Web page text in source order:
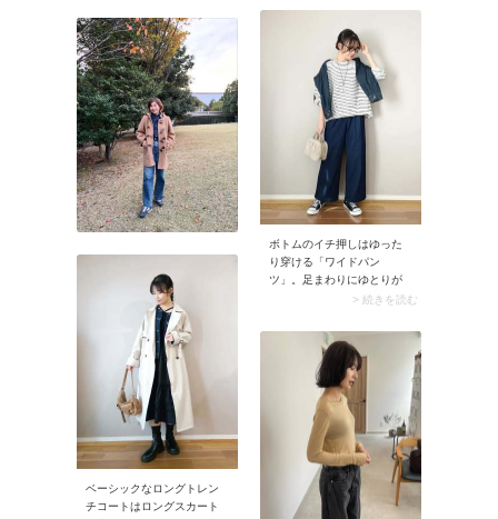
スポーツサンダルの新定番
と評される優れモノ。履き
心地のよさはもとより、ス
カートコーデ・パンツコー
デの両方にハマります。
ボトムのイチ押しはゆった
り穿ける「ワイドパン
ツ」。足まわりにゆとりが
あるので動きやすく、オフ
に。しかもワイドパンツは
今季のトレンドなので、穿
くだけで今どきのルックス
仕上がります。
> 続きを読む
ベーシックなロングトレン
チコートはロングスカート